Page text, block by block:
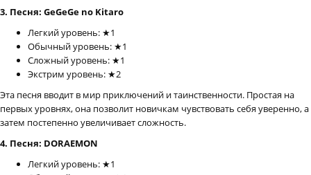
3. Песня: GeGeGe no Kitaro
Легкий уровень: ★1
Обычный уровень: ★1
Сложный уровень: ★1
Экстрим уровень: ★2
Эта песня вводит в мир приключений и таинственности. Простая на
первых уровнях, она позволит новичкам чувствовать себя уверенно, а
затем постепенно увеличивает сложность.
4. Песня: DORAEMON
Легкий уровень: ★1